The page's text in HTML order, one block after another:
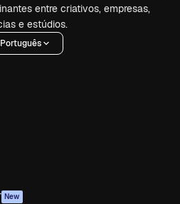
entre criativos, empresas,
e estúdios.
Português
New